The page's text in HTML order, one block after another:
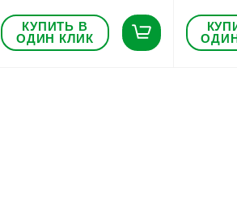
КУПИТЬ В
ОДИН КЛИК